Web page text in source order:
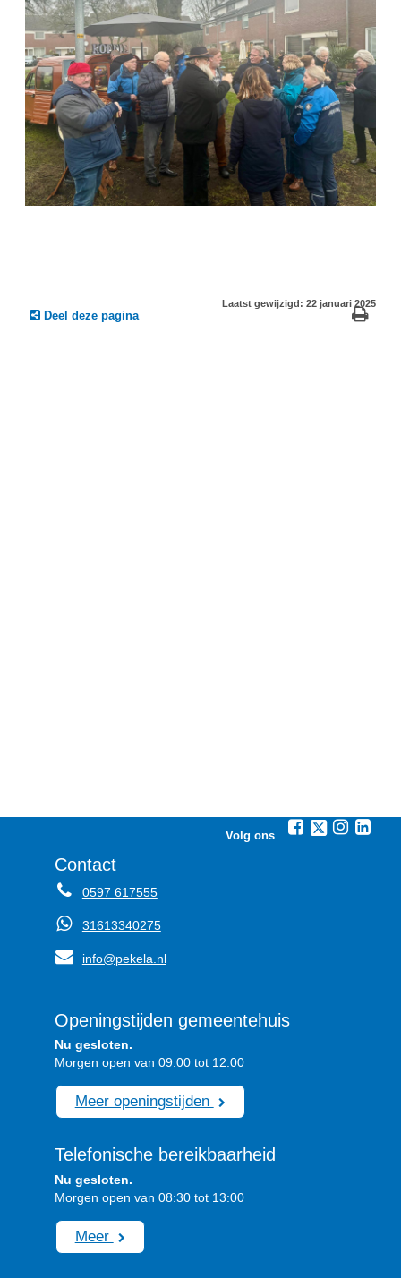
Deel deze pagina
Laatst gewijzigd: 22 januari 2025
Volg ons
Contact
0597 617555
31613340275
info@pekela.nl
Openingstijden gemeentehuis
Nu gesloten.
Morgen open van 09:00 tot 12:00
Meer openingstijden
Telefonische bereikbaarheid
Nu gesloten.
Morgen open van 08:30 tot 13:00
Meer